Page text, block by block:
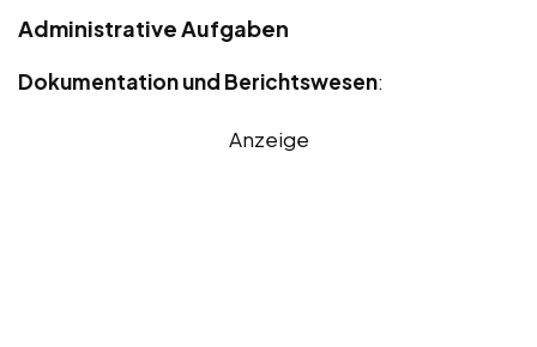
Administrative Aufgaben
Dokumentation und Berichtswesen:
Anzeige